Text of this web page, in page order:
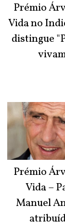
Prémio
Vida no
distingue
Prémio
Vida –
Manuel